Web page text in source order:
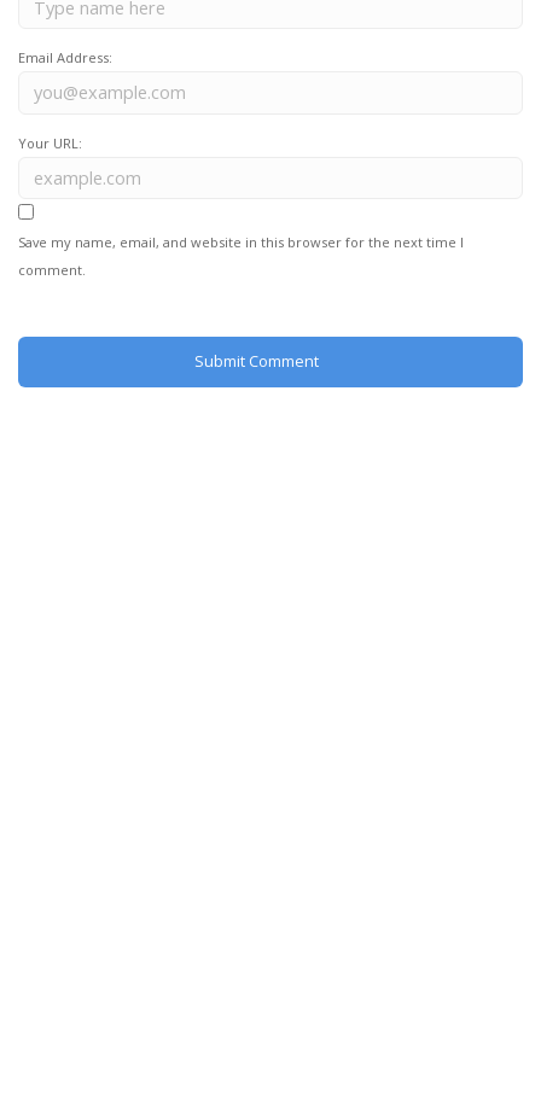
Email Address:
Your URL:
Save my name, email, and website in this browser for the next time I
comment.